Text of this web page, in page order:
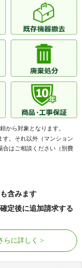
東町一条、東町二条、
北、日の出台、日の出
葉町、宝水町、幌向北
幌向南二条、幌向南三
向町
美園四条、美園五条、
町、南町、南町一条、
南町五条、南町六条、
峰延町、稔町、毛陽
大和四条、大和町、四
から対象となります。
。それ以外（マンション
合はご相談ください（別費
含みます
定後に追加請求する
らに詳しく